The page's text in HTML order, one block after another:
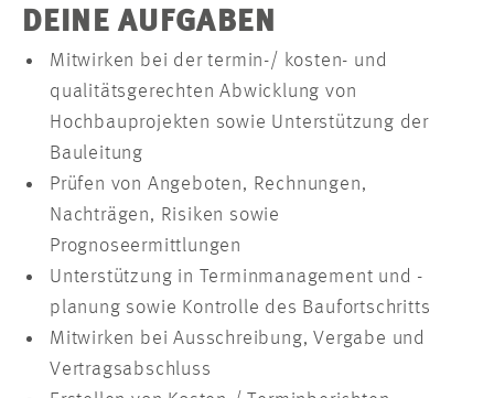
DEINE AUFGABEN
Mitwirken bei der termin-/ kosten- und
qualitätsgerechten Abwicklung von
Hochbauprojekten sowie Unterstützung der
Bauleitung
Prüfen von Angeboten, Rechnungen,
Nachträgen, Risiken sowie
Prognoseermittlungen
Unterstützung in Terminmanagement und -
planung sowie Kontrolle des Baufortschritts
Mitwirken bei Ausschreibung, Vergabe und
Vertragsabschluss